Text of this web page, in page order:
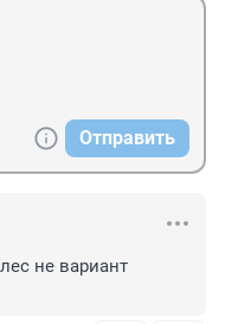
Отправить
не вариант